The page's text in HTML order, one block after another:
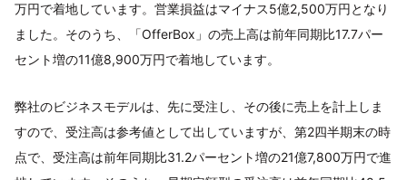
万円で着地しています。営業損益はマイナス5億2,500万円となり
ました。そのうち、「OfferBox」の売上高は前年同期比17.7パー
セント増の11億8,900万円で着地しています。
弊社のビジネスモデルは、先に受注し、その後に売上を計上しま
すので、受注高は参考値として出していますが、第2四半期末の時
点で、受注高は前年同期比31.2パーセント増の21億7,800万円で進